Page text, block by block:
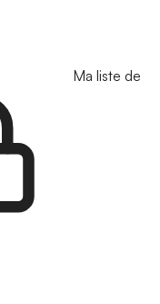
Ma liste de